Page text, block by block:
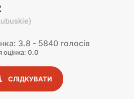
)
3.8 - 5840 голосів
оцінка: 0.0
СЛІДКУВАТИ